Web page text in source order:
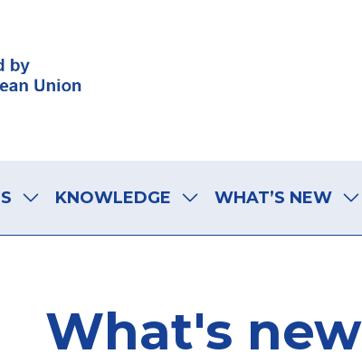
KNOWLEDGE WHAT’S NEW
What's new